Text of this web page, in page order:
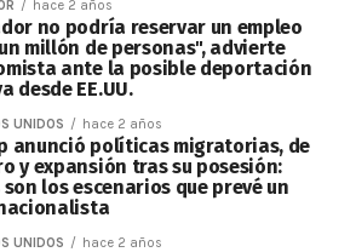
hace 2 años
no podría reservar un empleo
millón de personas", advierte
ante la posible deportación
desde EE.UU.
UNIDOS hace 2 años
anunció políticas migratorias, de
y expansión tras su posesión:
los escenarios que prevé un
UNIDOS hace 2 años